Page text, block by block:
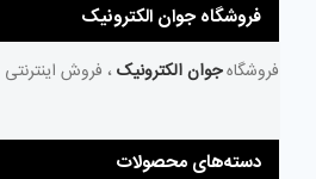
فروشگاه جوان الکترونیک
فروشگاهجوان الکترونیک ، فروش اینترنتی
دسته‌های محصولات